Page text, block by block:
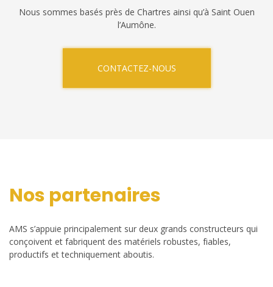
Nous sommes basés près de Chartres ainsi qu’à Saint Ouen
l’Aumône.
CONTACTEZ-NOUS
Nos partenaires
AMS s’appuie principalement sur deux grands constructeurs qui
conçoivent et fabriquent des matériels robustes, fiables,
productifs et techniquement aboutis.